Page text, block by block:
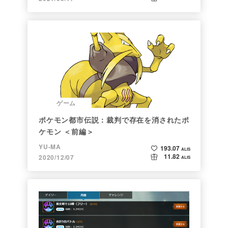
ゲーム
ポケモン都市伝説：裁判で存在を消されたポ
ケモン ＜前編＞
YU-MA
2020/12/07
193.07 ALIS
11.82 ALIS